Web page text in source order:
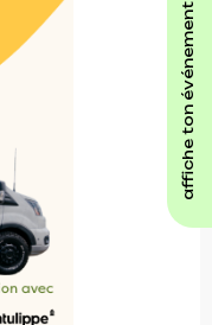
affiche ton événement